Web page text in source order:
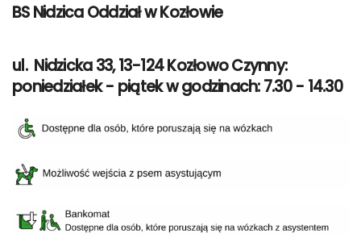
BS Nidzica Oddział w Kozłowie
ul. Nidzicka 33, 13-124 Kozłowo Czynny:
poniedziałek - piątek w godzinach: 7.30 - 14.30